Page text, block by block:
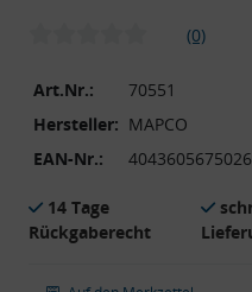
(0)
Art.Nr.:
70551
Hersteller: MAPCO
EAN-Nr.:
4043605675026
14 Tage
Rückgaberecht